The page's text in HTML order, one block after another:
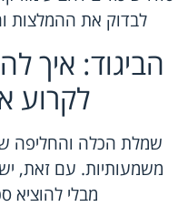
לבדוק את ההמלצות
הביגוד: איך
לקרוע
שמלת הכלה והחליפה
משמעותיות. עם זאת,
מבלי להוציא